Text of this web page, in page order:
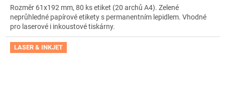
Rozměr 61x192 mm, 80 ks etiket (20 archů A4). Zelené
neprůhledné papírové etikety s permanentním lepidlem. Vhodné
pro laserové i inkoustové tiskárny.
LASER & INKJET